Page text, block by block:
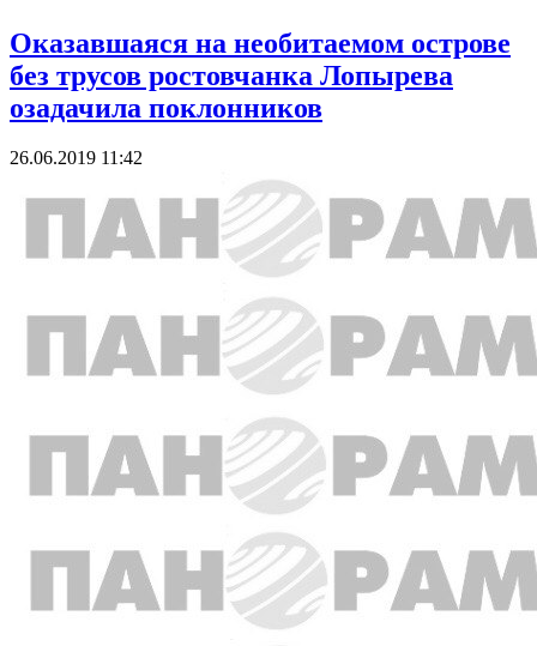
Оказавшаяся на необитаемом острове
без трусов ростовчанка Лопырева
озадачила поклонников
26.06.2019 11:42